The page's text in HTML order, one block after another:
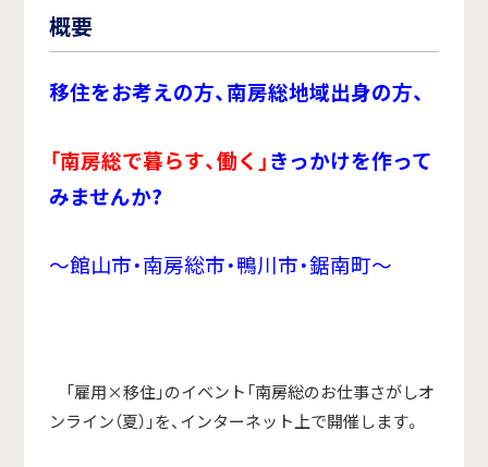
概要
移住をお考えの方、南房総地域出身の方、
「南房総で暮らす、働く 」きっかけを作って
みませんか?
～館山市・南房総市・鴨川市・鋸南町～
「雇用×移住」のイベント「南房総のお仕事さがしオ
ンライン（夏）」を、インターネット上で開催します。